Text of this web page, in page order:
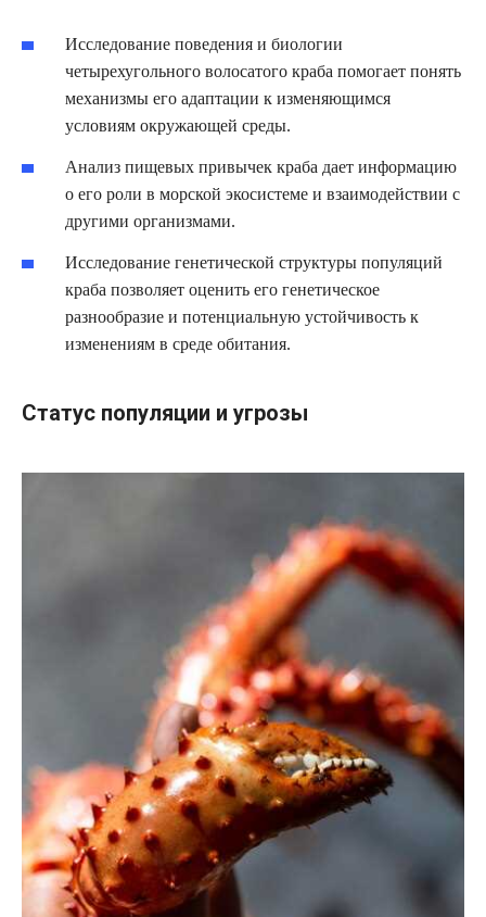
Исследование поведения и биологии
четырехугольного волосатого краба помогает понять
механизмы его адаптации к изменяющимся
условиям окружающей среды.
Анализ пищевых привычек краба дает информацию
о его роли в морской экосистеме и взаимодействии с
другими организмами.
Исследование генетической структуры популяций
краба позволяет оценить его генетическое
разнообразие и потенциальную устойчивость к
изменениям в среде обитания.
Статус популяции и угрозы